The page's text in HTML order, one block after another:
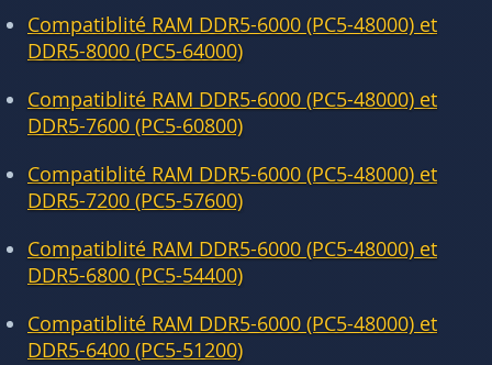
Compatiblité RAM DDR5-6000 (PC5-48000) et
DDR5-8000 (PC5-64000)
Compatiblité RAM DDR5-6000 (PC5-48000) et
DDR5-7600 (PC5-60800)
Compatiblité RAM DDR5-6000 (PC5-48000) et
DDR5-7200 (PC5-57600)
Compatiblité RAM DDR5-6000 (PC5-48000) et
DDR5-6800 (PC5-54400)
Compatiblité RAM DDR5-6000 (PC5-48000) et
DDR5-6400 (PC5-51200)